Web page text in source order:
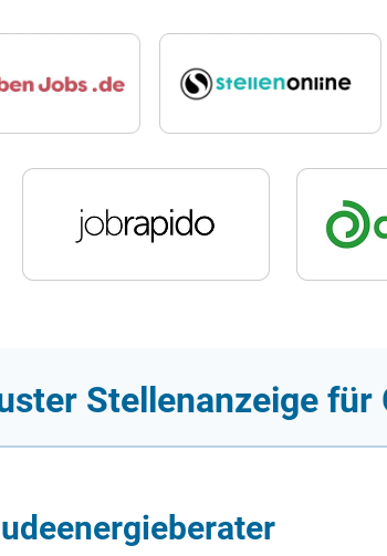
Stellenanzeige für